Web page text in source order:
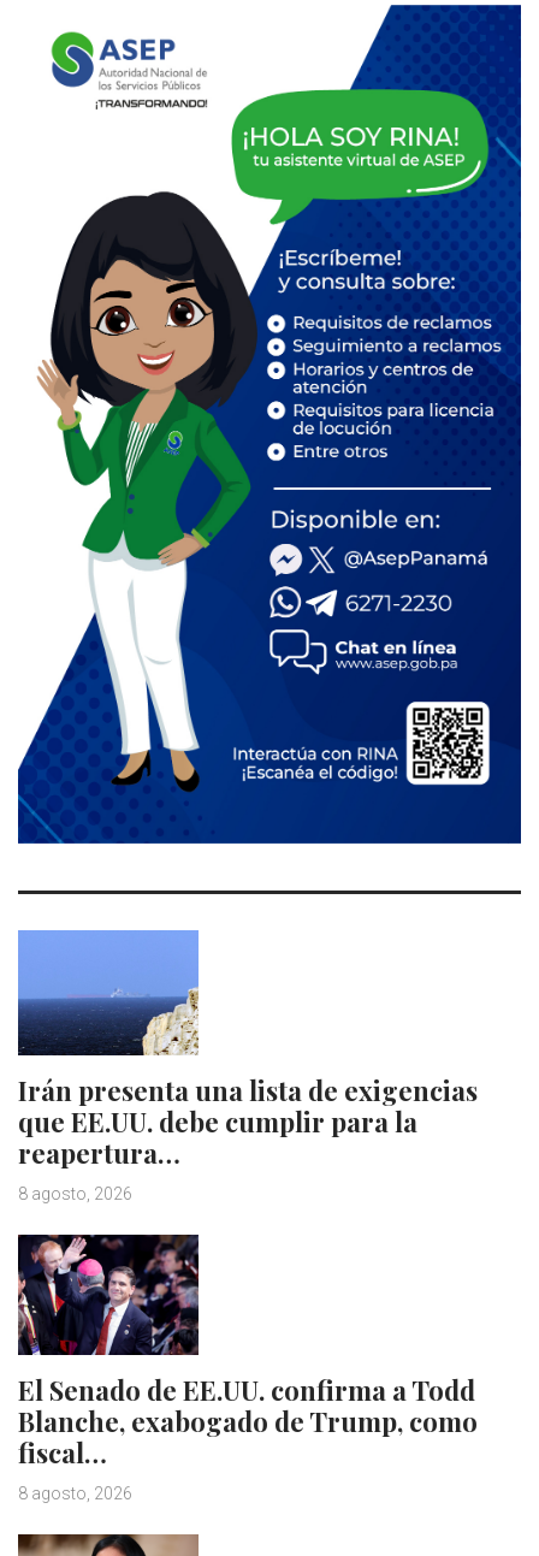
Irán presenta una lista de exigencias
que EE.UU. debe cumplir para la
reapertura…
8 agosto, 2026
El Senado de EE.UU. confirma a Todd
Blanche, exabogado de Trump, como
fiscal…
8 agosto, 2026